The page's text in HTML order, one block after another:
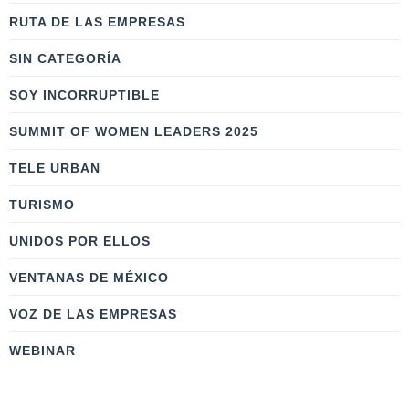
RUTA DE LAS EMPRESAS
SIN CATEGORÍA
SOY INCORRUPTIBLE
SUMMIT OF WOMEN LEADERS 2025
TELE URBAN
TURISMO
UNIDOS POR ELLOS
VENTANAS DE MÉXICO
VOZ DE LAS EMPRESAS
WEBINAR